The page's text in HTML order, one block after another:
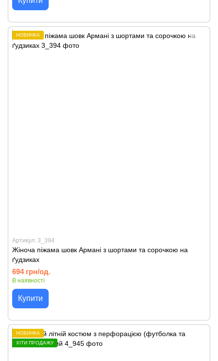
НОВИНКА
Артикул: 3_394
Жіноча піжама шовк Армані з шортами та сорочкою на
ґудзиках
694 грн/од.
В наявності
Купити
НОВИНКА
ХІТИ ПРОДАЖУ